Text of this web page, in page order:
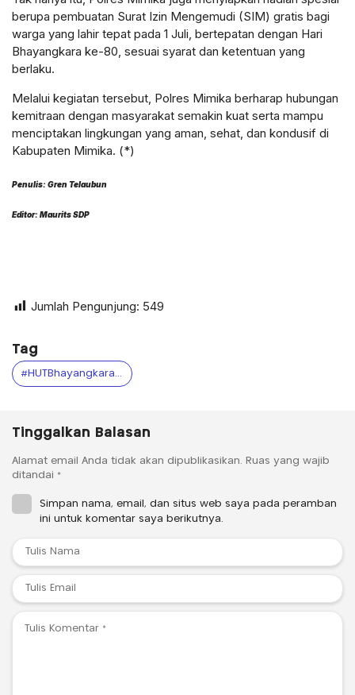
berupa pembuatan Surat Izin Mengemudi (SIM) gratis bagi
warga yang lahir tepat pada 1 Juli, bertepatan dengan Hari
Bhayangkara ke-80, sesuai syarat dan ketentuan yang
berlaku.
Melalui kegiatan tersebut, Polres Mimika berharap hubungan
kemitraan dengan masyarakat semakin kuat serta mampu
menciptakan lingkungan yang aman, sehat, dan kondusif di
Kabupaten Mimika. (*)
Penulis: Gren Telaubun
Editor: Maurits SDP
Jumlah Pengunjung: 549
Tag
#HUTBhayangkara80 #CFDMimika #PolresMimika #SIMGratis #DoorprizeBhayangkara #PolriPresisi #MimikaSehat #Timika #PapuaTengah #TimikaExpress #HariBhayangkara #PolriUntukMasyarakat
Tinggalkan Balasan
Alamat email Anda tidak akan dipublikasikan. Ruas yang wajib
ditandai *
Simpan nama, email, dan situs web saya pada peramban
ini untuk komentar saya berikutnya.